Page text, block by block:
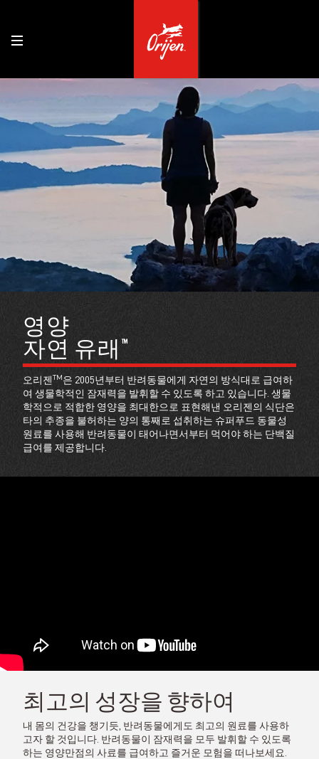
영양
자연 유래 ™
오리젠TM은 2005년부터 반려동물에게 자연의 방식대로 급여하
여 생물학적인 잠재력을 발휘할 수 있도록 하고 있습니다. 생물
학적으로 적합한 영양을 최대한으로 표현해낸 오리젠의 식단은
타의 추종을 불허하는 양의 통째로 섭취하는 슈퍼푸드 동물성
원료를 사용해 반려동물이 태어나면서부터 먹어야 하는 단백질
급여를 제공합니다.
최고의 성장을 향하여
내 몸의 건강을 챙기듯, 반려동물에게도 최고의 원료를 사용하
고자 할 것입니다. 반려동물이 잠재력을 모두 발휘할 수 있도록
하는 영양만점의 사료를 급여하고 즐거운 모험을 떠나보세요.